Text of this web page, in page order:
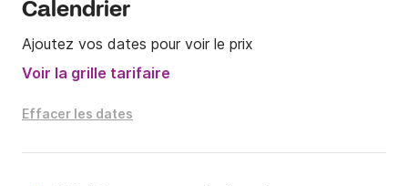
Calendrier
Ajoutez vos dates pour voir le prix
Voir la grille tarifaire
Effacer les dates